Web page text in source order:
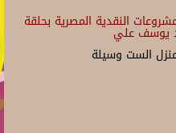
النقدية المصرية بحلقة
يوسف علي
الست وسيلة